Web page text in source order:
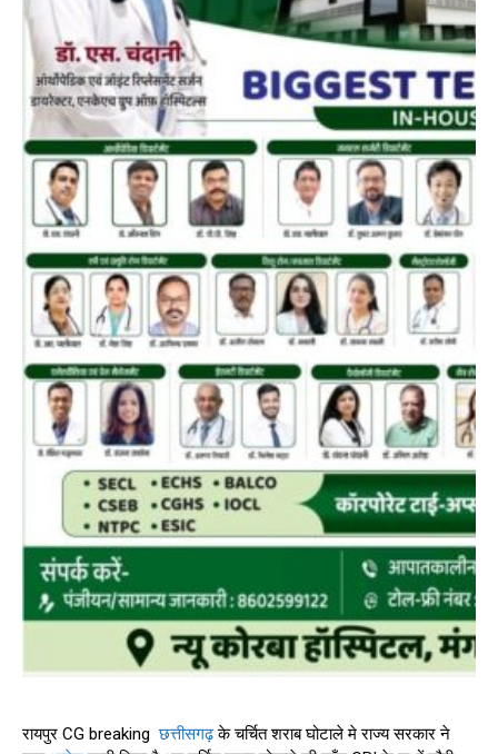
रायपुर CG breakingछत्तीसगढ़के चर्चित शराब घोटाले मे राज्य सरकार ने